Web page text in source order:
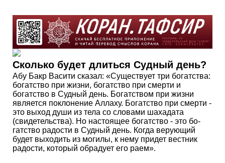
Сколько будет длиться Судный день?
Абу Бакр Васити сказал: «Существует три богатства:
богатство при жизни, богатство при смерти и
богатство в Судный день. Богатством при жизни
является поклонение Аллаху. Богатство при смерти -
это выход души из тела со словами шахадата
(свидетельства). Но настоящее богатство - это бо­
гатство радости в Судный день. Когда верующий
будет выходить из могилы, к нему придет вестник
радости, который обрадует его раем».